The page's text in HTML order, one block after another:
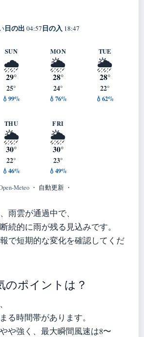
日の出 04:57日の入 18:47
SUN
🌧️
29°
25°
💧99%
MON
🌦️
28°
24°
💧76%
TUE
🌦️
28°
22°
💧62%
THU
🌦️
30°
22°
💧46%
FRI
🌦️
30°
23°
💧49%
Meteo ・ 自動更新 ・
雨雲が通過中で、
続的に雨が残る見込みです。
で短期的な変化を確認してくだ
のポイントは？
る時間帯があります。
や強く、最大瞬間風速は8〜